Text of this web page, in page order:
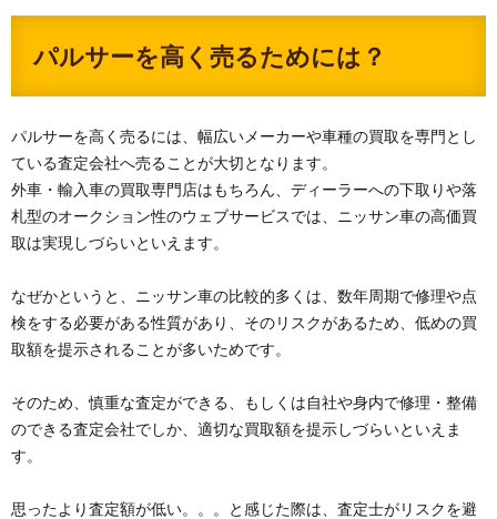
パルサーを高く売るためには？
パルサーを高く売るには、幅広いメーカーや車種の買取を専門とし
ている査定会社へ売ることが大切となります。
外車・輸入車の買取専門店はもちろん、ディーラーへの下取りや落
札型のオークション性のウェブサービスでは、ニッサン車の高価買
取は実現しづらいといえます。
なぜかというと、ニッサン車の比較的多くは、数年周期で修理や点
検をする必要がある性質があり、そのリスクがあるため、低めの買
取額を提示されることが多いためです。
そのため、慎重な査定ができる、もしくは自社や身内で修理・整備
のできる査定会社でしか、適切な買取額を提示しづらいといえま
す。
思ったより査定額が低い。。。と感じた際は、査定士がリスクを避